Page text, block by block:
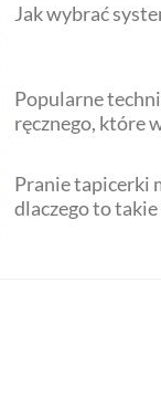
Jak wybrać
Popularne
ręcznego, które
Pranie tapicerki
dlaczego to takie